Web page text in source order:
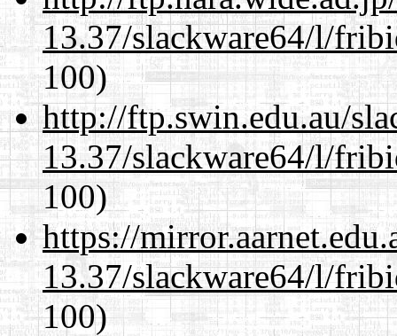
13.37/slackware64/l/
100)
http://ftp.swin.edu.au/
13.37/slackware64/l/
100)
https://
13.37/slackware64/l/
100)